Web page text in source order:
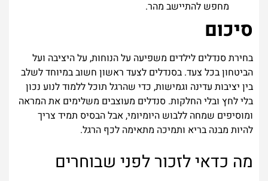
מחפש להתיישב מהר.
סיכום
בחירת סנדלים לילדים משפיעה על הנוחות, על היציבה ועל
הביטחון בכל צעד. בסנדלים לצעד ראשון חשוב במיוחד לשלב
בין יציבות עדינה וגמישות, כדי שהרגל תוכל ללמוד לנוע נכון
בלי לחץ ובלי החלקות. סנדלים מעוצבים משלימים את המראה
ומוסיפים שמחה ללבוש היומיומי, אבל הבסיס תמיד צריך
להיות מבנה בריא ותמיכה מתאימה לכף הרגל.
מה כדאי לזכור לפני שבוחרים